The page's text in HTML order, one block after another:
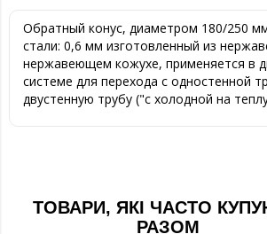
Обратный конус, диаметром 180/250
стали: 0,6 мм изготовленный из
нержавеющем кожухе, применяется в
системе для перехода с одностенной
двустенную трубу ("с холодной на
ТОВАРИ, ЯКІ ЧАСТО
РАЗОМ